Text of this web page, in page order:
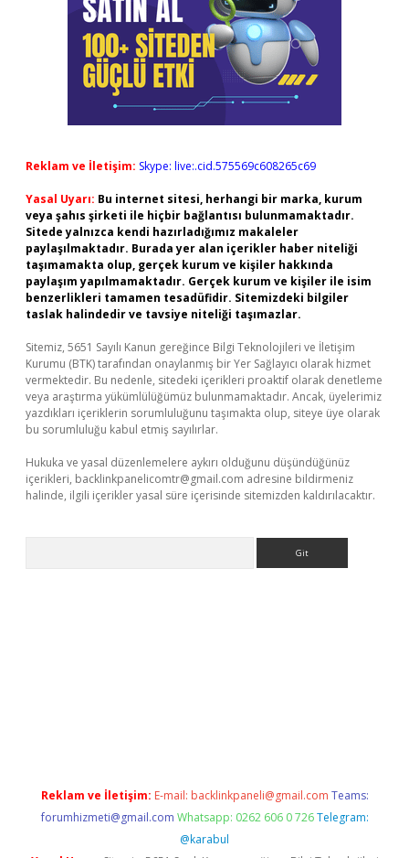
Reklam ve İletişim: Skype: live:.cid.575569c608265c69
Yasal Uyarı: Bu internet sitesi, herhangi bir marka, kurum
veya şahıs şirketi ile hiçbir bağlantısı bulunmamaktadır.
Sitede yalnızca kendi hazırladığımız makaleler
paylaşılmaktadır. Burada yer alan içerikler haber niteliği
taşımamakta olup, gerçek kurum ve kişiler hakkında
paylaşım yapılmamaktadır. Gerçek kurum ve kişiler ile isim
benzerlikleri tamamen tesadüfidir. Sitemizdeki bilgiler
taslak halindedir ve tavsiye niteliği taşımazlar.
Sitemiz, 5651 Sayılı Kanun gereğince Bilgi Teknolojileri ve İletişim
Kurumu (BTK) tarafından onaylanmış bir Yer Sağlayıcı olarak hizmet
vermektedir. Bu nedenle, sitedeki içerikleri proaktif olarak denetleme
veya araştırma yükümlülüğümüz bulunmamaktadır. Ancak, üyelerimiz
yazdıkları içeriklerin sorumluluğunu taşımakta olup, siteye üye olarak
bu sorumluluğu kabul etmiş sayılırlar.
Hukuka ve yasal düzenlemelere aykırı olduğunu düşündüğünüz
içerikleri, backlinkpanelicomtr@gmail.com adresine bildirmeniz
halinde, ilgili içerikler yasal süre içerisinde sitemizden kaldırılacaktır.
Reklam ve İletişim: E-mail: backlinkpaneli@gmail.com Teams:
forumhizmeti@gmail.com Whatsapp: 0262 606 0 726 Telegram:
@karabul